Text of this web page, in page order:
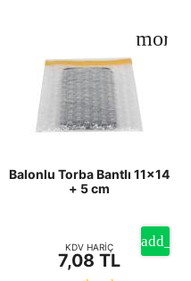
Balonlu Torba Bantlı 11x14
+ 5 cm
KDV HARİÇ
7,08 TL